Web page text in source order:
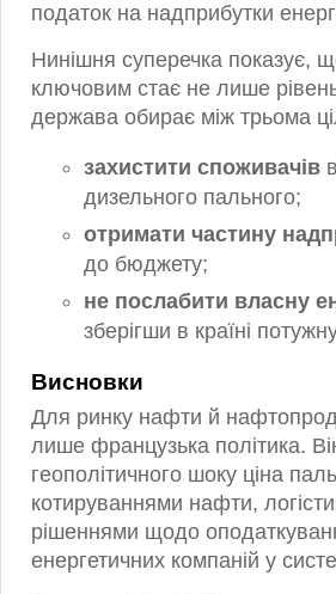
податок на надприбутки
Нинішня суперечка показує,
ключовим стає не лише
держава обирає між трьома
захистити споживачів
дизельного пального;
отримати частину
до бюджету;
не послабити власну
зберігши в країні
Висновки
Для ринку нафти й
лише французька політика.
геополітичного шоку ціна
котируваннями нафти,
рішеннями щодо
енергетичних компаній у